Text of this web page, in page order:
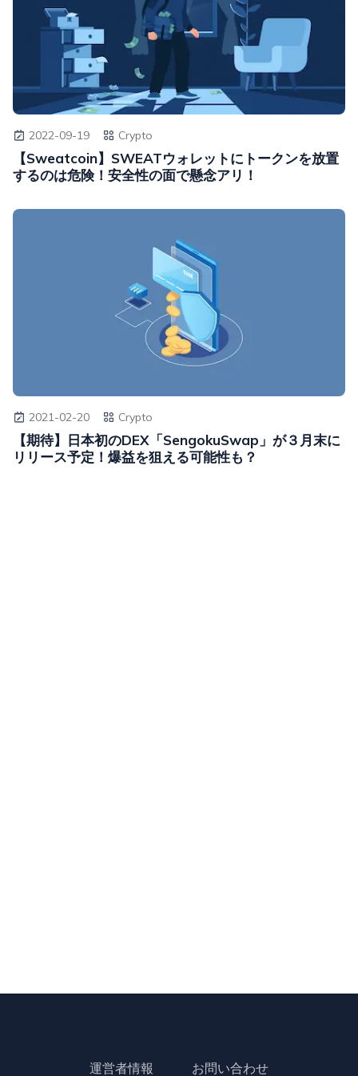
2022-09-19 Crypto
【Sweatcoin】SWEATウォレットにトークンを放置
するのは危険！安全性の面で懸念アリ！
2021-02-20 Crypto
【期待】日本初のDEX「SengokuSwap」が３月末に
リリース予定！爆益を狙える可能性も？
運営者情報 お問い合わせ